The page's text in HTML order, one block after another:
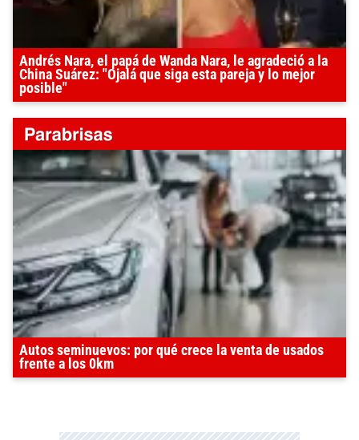
Andrés Nara, el papá de Wanda Nara, le agradeció a la
China Suárez: "Ojalá que siga esta pareja y lo mejor
posible"
Autos seminuevos: por qué crece la venta de usados
frente a los 0km